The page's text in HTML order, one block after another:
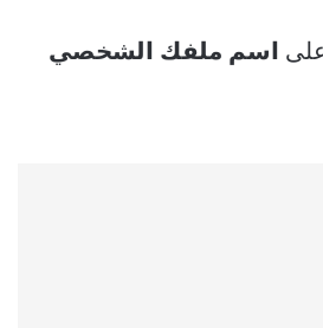
اسم ملفك الشخصي